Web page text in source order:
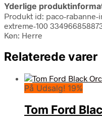
Yderlige
Produkt id: paco-
extreme-100
Køn: Herre
Relaterede varer
På Udsalg! 19%
Tom Ford